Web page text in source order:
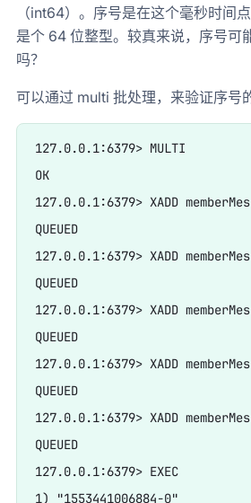
（int64）。序号是在这个毫秒时间
是个 64 位整型。较真来说，序号可
吗？
可以通过 multi 批处理，来验证序号
127.0.0.1:6379> MULTI
OK
127.0.0.1:6379> XADD
QUEUED
127.0.0.1:6379> XADD
QUEUED
127.0.0.1:6379> XADD
QUEUED
127.0.0.1:6379> XADD
QUEUED
127.0.0.1:6379> XADD
QUEUED
127.0.0.1:6379> EXEC
1) "1553441006884-0"